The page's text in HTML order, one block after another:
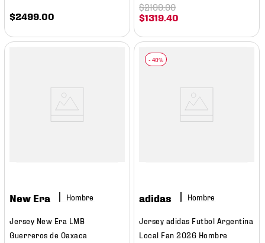
$2499.00 $1319.40
$2199.00
New Era Hombre
Jersey New Era LMB
Guerreros de Oaxaca
adidas Hombre
Jersey adidas Futbol Argentina
Local Fan 2026 Hombre